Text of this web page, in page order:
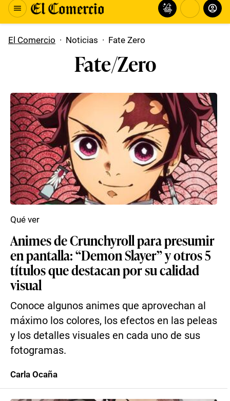
El Comercio · Noticias · Fate Zero
Fate/Zero
Animes de Crunchyroll para presumir
en pantalla: “Demon Slayer” y otros 5
títulos que destacan por su calidad
visual
Conoce algunos animes que aprovechan al
máximo los colores, los efectos en las peleas
y los detalles visuales en cada uno de sus
fotogramas.
Qué ver
Carla Ocaña